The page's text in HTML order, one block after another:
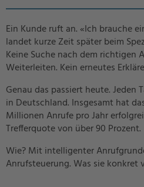
Ein Kunde ruft an. «Ich brauche
landet kurze Zeit später beim
Keine Suche nach dem richtigen
Weiterleiten. Kein erneutes
Genau das passiert heute. Jeden
in Deutschland. Insgesamt hat
Millionen Anrufe pro Jahr
Trefferquote von über 90 Prozent.
Wie? Mit intelligenter
Anrufsteuerung. Was sie konkret